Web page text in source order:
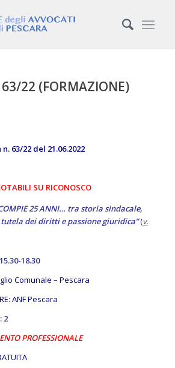
22 (FORMAZIONE)
63/22 del 21.06.2022
SU RICONOSCO
25 ANNI… tra storia sindacale,
dei diritti e passione giuridica”(v.
18.30
Comunale – Pescara
ANF Pescara
2
PROFESSIONALE